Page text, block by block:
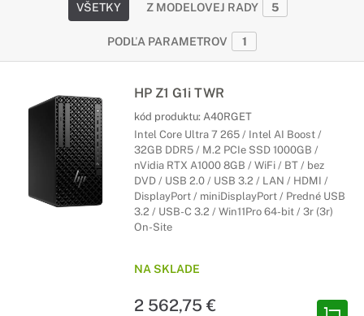
VŠETKY Z MODELOVEJ RADY 5
PODĽA PARAMETROV 1
HP Z1 G1i TWR
kód produktu: A40RGET
Intel Core Ultra 7 265 / Intel AI Boost /
32GB DDR5 / M.2 PCIe SSD 1000GB /
nVidia RTX A1000 8GB / WiFi / BT / bez
DVD / USB 2.0 / USB 3.2 / LAN / HDMI /
DisplayPort / miniDisplayPort / Predné USB
3.2 / USB-C 3.2 / Win11Pro 64-bit / 3r (3r)
On-Site
NA SKLADE
2 562,75 €